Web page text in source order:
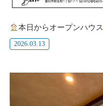
本日からオープンハウス
2026.03.13